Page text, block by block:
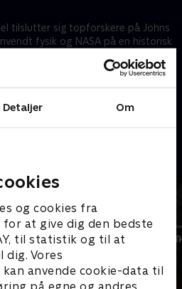
Detaljer Om
og cookies fra
at give dig den bedste
til statistik og til at
Vores
anvende cookie-data til
tilslutter sig topforskere på Johns
fysik og NASA på en historisk
tilkøb